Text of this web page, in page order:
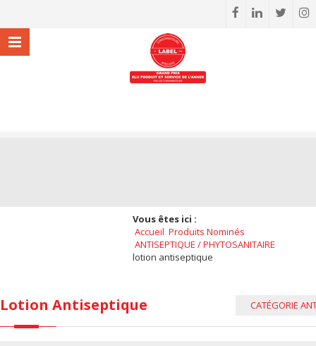
Vous êtes ici :
Accueil Produits Nominés
ANTISEPTIQUE / PHYTOSANITAIRE
lotion antiseptique
CATÉGORIE
Lotion Antiseptique